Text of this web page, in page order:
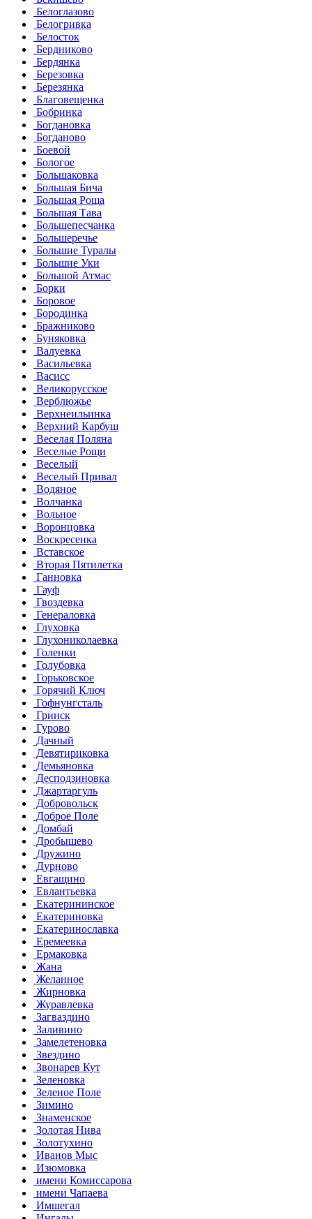
Белоглазово
Белогривка
Белосток
Бердниково
Бердянка
Березовка
Березянка
Благовещенка
Бобринка
Богдановка
Богданово
Боевой
Бологое
Большаковка
Большая Бича
Большая Роща
Большая Тава
Большепесчанка
Большеречье
Большие Туралы
Большие Уки
Большой Атмас
Борки
Боровое
Бородинка
Бражниково
Буняковка
Валуевка
Васильевка
Васисс
Великорусское
Верблюжье
Верхнеильинка
Верхний Карбуш
Веселая Поляна
Веселые Рощи
Веселый
Веселый Привал
Водяное
Волчанка
Вольное
Воронцовка
Воскресенка
Вставское
Вторая Пятилетка
Ганновка
Гауф
Гвоздевка
Генераловка
Глуховка
Глухониколаевка
Голенки
Голубовка
Горьковское
Горячий Ключ
Гофнунгсталь
Гринск
Гурово
Дачный
Девятириковка
Демьяновка
Десподзиновка
Джартаргуль
Добровольск
Доброе Поле
Домбай
Дробышево
Дружино
Дурново
Евгащино
Евлантьевка
Екатерининское
Екатериновка
Екатеринославка
Еремеевка
Ермаковка
Жана
Желанное
Жирновка
Журавлевка
Загваздино
Заливино
Замелетеновка
Звездино
Звонарев Кут
Зеленовка
Зеленое Поле
Зимино
Знаменское
Золотая Нива
Золотухино
Иванов Мыс
Изюмовка
имени Комиссарова
имени Чапаева
Имшегал